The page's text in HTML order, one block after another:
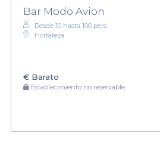
Bar Modo Avion
Desde 10 hasta 100 pers.
Hortaleza
€ Barato
Establecimiento no reservable